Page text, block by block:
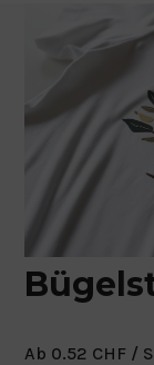
Ab 0.52 CHF /